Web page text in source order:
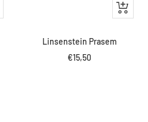
IN
DEN
Linsenstein Prasem
Angebotspreis
€15,50